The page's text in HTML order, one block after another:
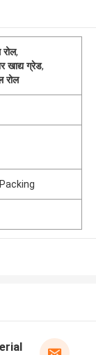
,
खाद्य ग्रेड,
रोल